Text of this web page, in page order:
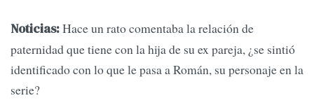
Noticias:Hace un rato comentaba la relación de
paternidad que tiene con la hija de su ex pareja, ¿se sintió
identificado con lo que le pasa a Román, su personaje en la
serie?